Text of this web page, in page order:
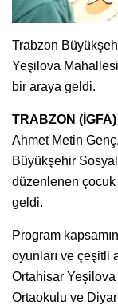
Trabzon
Yeşilova
bir araya geldi.
TRABZON (İGFA)
Ahmet Metin
Büyükşehir
düzenlenen
geldi.
Program
oyunları ve çeşitli
Ortahisar
Ortaokulu ve